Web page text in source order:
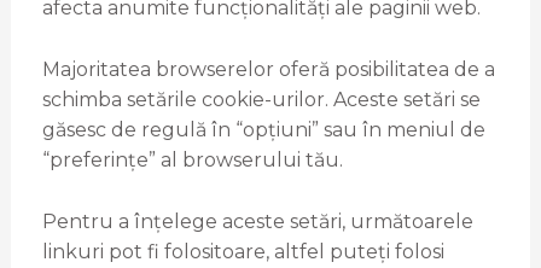
afecta anumite funcționalități ale paginii web.
Majoritatea browserelor oferă posibilitatea de a
schimba setările cookie-urilor. Aceste setări se
găsesc de regulă în “opțiuni” sau în meniul de
“preferințe” al browserului tău.
Pentru a înțelege aceste setări, următoarele
linkuri pot fi folositoare, altfel puteți folosi